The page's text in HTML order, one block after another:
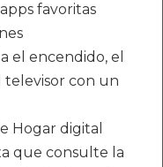
favoritas
el encendido, el
televisor con un
Hogar digital
que consulte la